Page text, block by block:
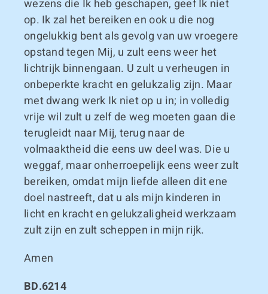
wezens die Ik heb geschapen, geef Ik niet
op. Ik zal het bereiken en ook u die nog
ongelukkig bent als gevolg van uw vroegere
opstand tegen Mij, u zult eens weer het
lichtrijk binnengaan. U zult u verheugen in
onbeperkte kracht en gelukzalig zijn. Maar
met dwang werk Ik niet op u in; in volledig
vrije wil zult u zelf de weg moeten gaan die
terugleidt naar Mij, terug naar de
volmaaktheid die eens uw deel was. Die u
weggaf, maar onherroepelijk eens weer zult
bereiken, omdat mijn liefde alleen dit ene
doel nastreeft, dat u als mijn kinderen in
licht en kracht en gelukzaligheid werkzaam
zult zijn en zult scheppen in mijn rijk.
Amen
BD.6214